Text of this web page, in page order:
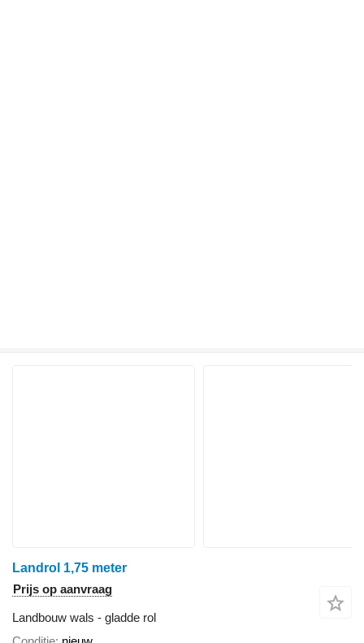
Landrol 1,75 meter
Prijs op aanvraag
Landbouw wals - gladde rol